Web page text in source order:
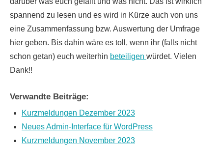
spannend zu lesen und es wird in Kürze auch von uns
eine Zusammenfassung bzw. Auswertung der Umfrage
hier geben. Bis dahin wäre es toll, wenn ihr (falls nicht
schon getan) euch weiterhin beteiligen würdet. Vielen
Dank!!
Verwandte Beiträge:
Kurzmeldungen Dezember 2023
Neues Admin-Interface für WordPress
Kurzmeldungen November 2023